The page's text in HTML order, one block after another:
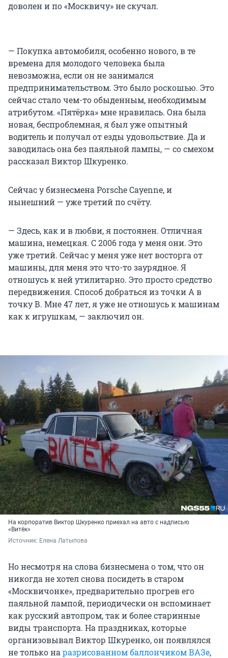
доволен и по «Москвичу» не скучал.
— Покупка автомобиля, особенно нового, в те
времена для молодого человека была
невозможна, если он не занимался
предпринимательством. Это было роскошью. Это
сейчас стало чем-то обыденным, необходимым
атрибутом. «Пятёрка» мне нравилась. Она была
новая, беспроблемная, я был уже опытный
водитель и получал от езды удовольствие. Да и
заводилась она без паяльной лампы, — со смехом
рассказал Виктор Шкуренко.
Сейчас у бизнесмена Porsche Cayenne, и
нынешний — уже третий по счёту.
— Здесь, как и в любви, я постоянен. Отличная
машина, немецкая. С 2006 года у меня они. Это
уже третий. Сейчас у меня уже нет восторга от
машины, для меня это что-то заурядное. Я
отношусь к ней утилитарно. Это просто средство
передвижения. Способ добраться из точки А в
точку В. Мне 47 лет, я уже не отношусь к машинам
как к игрушкам, — заключил он.
На корпоратив Виктор Шкуренко приехал на авто с надписью
«Витёк»
Источник: Елена Латыпова
Но несмотря на слова бизнесмена о том, что он
никогда не хотел снова посидеть в старом
«Москвичонке», предварительно прогрев его
паяльной лампой, периодически он вспоминает
как русский автопром, так и более старинные
виды транспорта. На праздниках, которые
организовывал Виктор Шкуренко, он появлялся
не только на разрисованном баллончиком ВАЗе,